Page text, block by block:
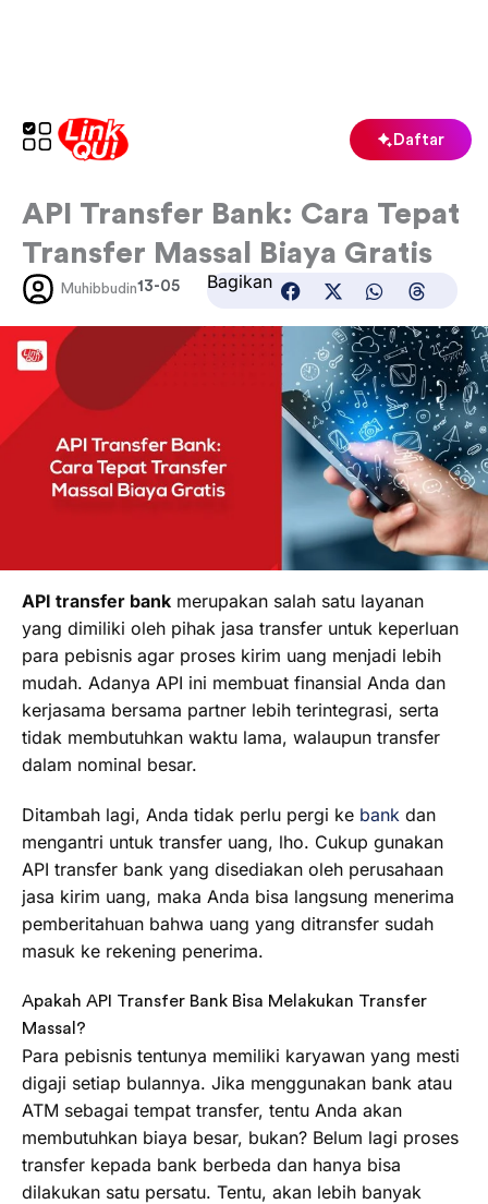
Daftar
API Transfer Bank: Cara Tepat
Transfer Massal Biaya Gratis
Muhibbudin13-05 Bagikan
API transfer bank merupakan salah satu layanan
yang dimiliki oleh pihak jasa transfer untuk keperluan
para pebisnis agar proses kirim uang menjadi lebih
mudah. Adanya API ini membuat finansial Anda dan
kerjasama bersama partner lebih terintegrasi, serta
tidak membutuhkan waktu lama, walaupun transfer
dalam nominal besar.
Ditambah lagi, Anda tidak perlu pergi ke bank dan
mengantri untuk transfer uang, lho. Cukup gunakan
API transfer bank yang disediakan oleh perusahaan
jasa kirim uang, maka Anda bisa langsung menerima
pemberitahuan bahwa uang yang ditransfer sudah
masuk ke rekening penerima.
Apakah API Transfer Bank Bisa Melakukan Transfer
Massal?
Para pebisnis tentunya memiliki karyawan yang mesti
digaji setiap bulannya. Jika menggunakan bank atau
ATM sebagai tempat transfer, tentu Anda akan
membutuhkan biaya besar, bukan? Belum lagi proses
transfer kepada bank berbeda dan hanya bisa
dilakukan satu persatu. Tentu, akan lebih banyak